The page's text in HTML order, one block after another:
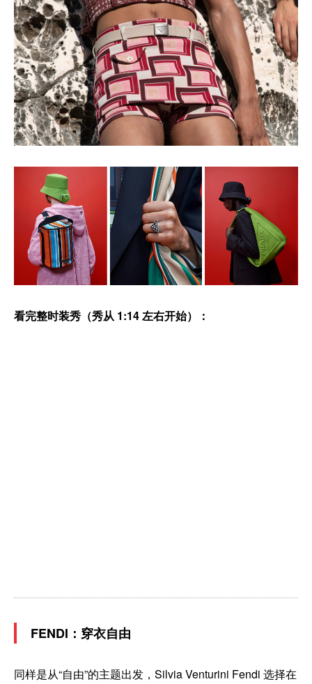
看完整时装秀（秀从 1:14 左右开始）：
FENDI：穿衣自由
同样是从“自由”的主题出发，Silvia Venturini Fendi 选择在